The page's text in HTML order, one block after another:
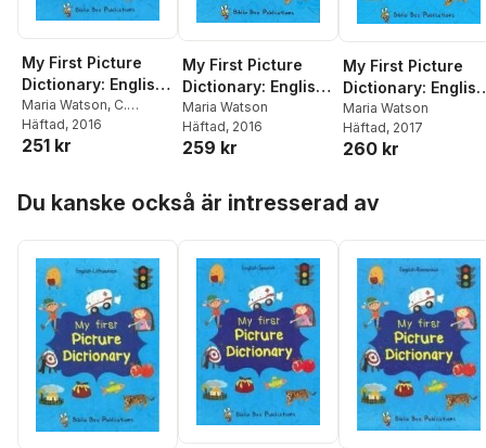
My First Picture
Dictionary: English-
Spanish with Over
1000 Words
Maria Watson, C.
Sesma
Häftad, 2016
251 kr
My First Picture
Dictionary: English-
Arabic with Over
1000 Words
Maria Watson
Häftad, 2016
259 kr
My First Picture
Dictionary:
Bengali with Over
1000 Words
Maria Watson
Häftad, 2017
260 kr
Du kanske också är intresserad av